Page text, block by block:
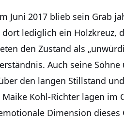
Juni 2017 blieb sein Grab
lediglich ein Holzkreuz,
den Zustand als
Auch seine Söhne
den langen Stillstand
Maike Kohl-Richter lagen im
Dimension dieses